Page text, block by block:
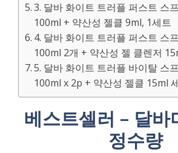
3. 달바 화이트 트러플 퍼스트 스
100ml + 약산성 젤클 9ml, 1세트
4. 달바 화이트 트러플 퍼스트 스
100ml 2개 + 약산성 젤 클렌저
5. 달바 화이트 트러플 바이탈 스
100ml x 2p + 약산성 젤클 15ml
베스트셀러 – 달바
정수량